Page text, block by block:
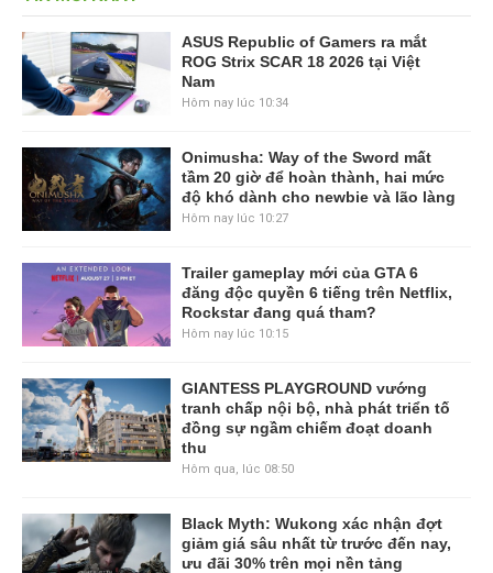
ASUS Republic of Gamers ra mắt
ROG Strix SCAR 18 2026 tại Việt
Nam
Hôm nay lúc 10:34
Onimusha: Way of the Sword mất
tầm 20 giờ để hoàn thành, hai mức
độ khó dành cho newbie và lão làng
Hôm nay lúc 10:27
Trailer gameplay mới của GTA 6
đăng độc quyền 6 tiếng trên Netflix,
Rockstar đang quá tham?
Hôm nay lúc 10:15
GIANTESS PLAYGROUND vướng
tranh chấp nội bộ, nhà phát triển tố
đồng sự ngầm chiếm đoạt doanh
thu
Hôm qua, lúc 08:50
Black Myth: Wukong xác nhận đợt
giảm giá sâu nhất từ trước đến nay,
ưu đãi 30% trên mọi nền tảng